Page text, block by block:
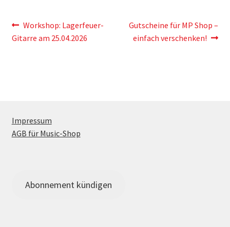
Beitragsnavigation
Vorheriger
Beitrag:
Workshop: Lagerfeuer-
Gitarre am 25.04.2026
Nächster
Beitrag:
Gutscheine für MP Shop –
einfach verschenken!
Impressum
AGB für Music-Shop
Abonnement kündigen